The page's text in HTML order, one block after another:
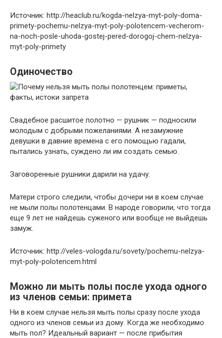
Источник: http://heaclub.ru/kogda-nelzya-myt-poly-doma-
primety-pochemu-nelzya-myt-poly-polotencem-vecherom-
na-noch-posle-uhoda-gostej-pered-dorogoj-chem-nelzya-
myt-poly-primety
Одиночество
Свадебное расшитое полотно — рушник — подносили
молодым с добрыми пожеланиями. А незамужние
девушки в давние времена с его помощью гадали,
пытались узнать, суждено ли им создать семью.
Заговоренные рушники дарили на удачу.
Матери строго следили, чтобы дочери ни в коем случае
не мыли полы полотенцами. В народе говорили, что тогда
еще 9 лет не найдешь суженого или вообще не выйдешь
замуж.
Источник: http://veles-vologda.ru/sovety/pochemu-nelzya-
myt-poly-polotencem.html
Можно ли мыть полы после ухода одного
из членов семьи: примета
Ни в коем случае нельзя мыть полы сразу после ухода
одного из членов семьи из дому. Когда же необходимо
мыть пол? Идеальный вариант — после прибытия